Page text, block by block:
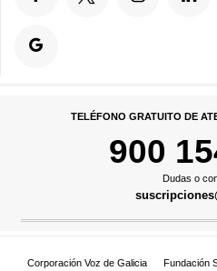
TELÉFONO GRATUITO DE
900
Dudas o
Corporación Voz de Galicia Fundación